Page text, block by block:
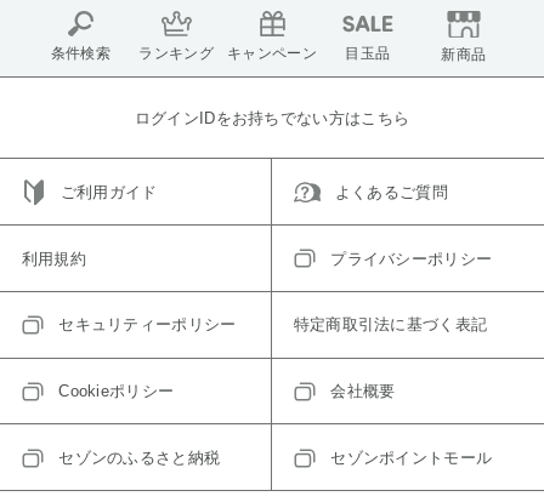
条件検索 ランキング キャンペーン 目玉品 新商品
ログインIDをお持ちでない方はこちら
ご利用ガイド よくあるご質問
利用規約 プライバシーポリシー
セキュリティーポリシー 特定商取引法に基づく表記
Cookieポリシー 会社概要
セゾンのふるさと納税 セゾンポイントモール